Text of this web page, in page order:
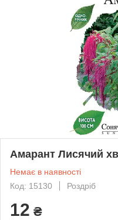
Амарант Лисячий
Немає в наявності
Код: 15130
Роздріб
12 ₴